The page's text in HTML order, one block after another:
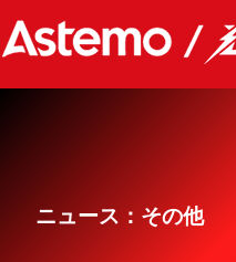
ニュース
グッズ
ニュース：その他